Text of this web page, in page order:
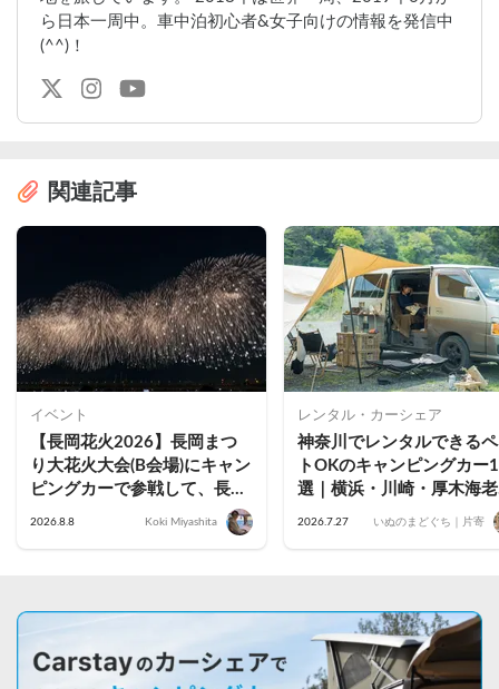
ら日本一周中。車中泊初心者&女子向けの情報を発信中
(^^)！
関連記事
イベント
【長岡花火2026】長岡まつ
り大花火大会(B会場)にキャン
ピングカーで参戦して、長岡
2026.8.8 Koki Miyashita
レンタル・カーシェア
神奈川でレンタルできる
トOKのキャンピングカー
選｜横浜・川崎・厚木海老
名・藤沢茅ヶ崎・小田原
2026.7.27 いぬのまどぐち｜片寄